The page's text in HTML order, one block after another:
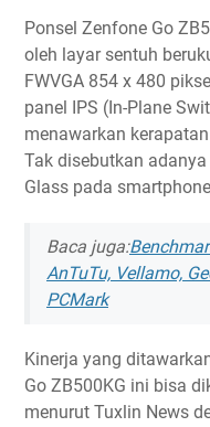
Ponsel Zenfone Go
oleh layar sentuh
FWVGA 854 x 480
panel IPS (In-Plane
menawarkan
Tak disebutkan
Glass pada
Baca juga:
AnTuTu, Vellamo,
PCMark
Kinerja yang
Go ZB500KG ini bisa
menurut Tuxlin News